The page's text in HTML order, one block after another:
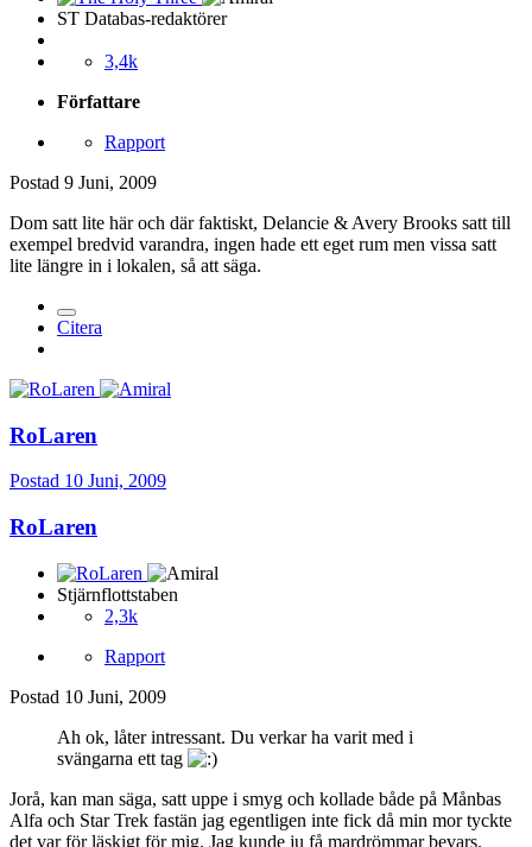
ST Databas-redaktörer
3,4k
Författare
Rapport
Postad 9 Juni, 2009
Dom satt lite här och där faktiskt, Delancie & Avery Brooks satt till
exempel bredvid varandra, ingen hade ett eget rum men vissa satt
lite längre in i lokalen, så att säga.
Citera
RoLaren
Postad 10 Juni, 2009
RoLaren
Stjärnflottstaben
2,3k
Rapport
Postad 10 Juni, 2009
Ah ok, låter intressant. Du verkar ha varit med i
svängarna ett tag
Jorå, kan man säga, satt uppe i smyg och kollade både på Månbas
Alfa och Star Trek fastän jag egentligen inte fick då min mor tyckte
det var för läskigt för mig. Jag kunde ju få mardrömmar bevars.